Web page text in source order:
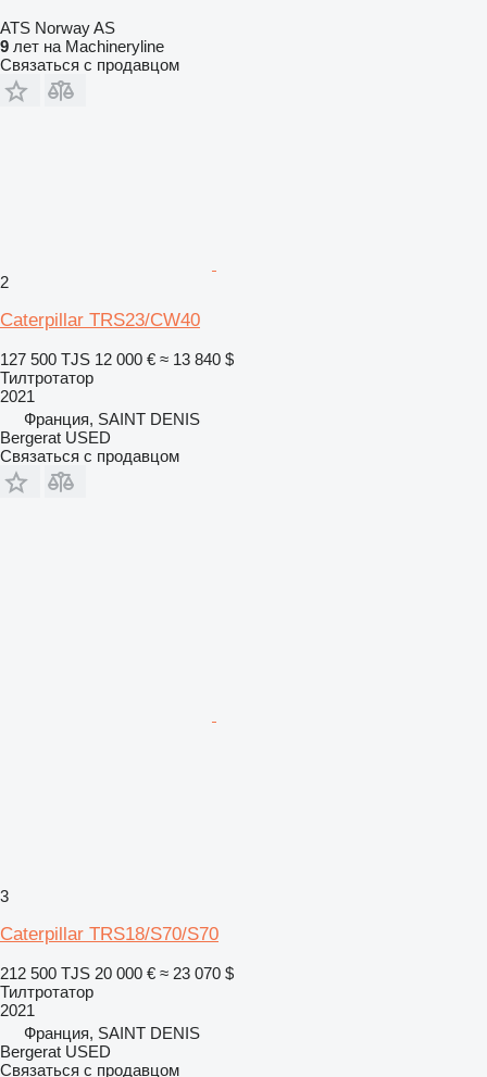
ATS Norway AS
9 лет на Machineryline
Связаться с продавцом
2
Caterpillar TRS23/CW40
127 500 TJS 12 000 € ≈ 13 840 $
Тилтротатор
2021
Франция, SAINT DENIS
Bergerat USED
Связаться с продавцом
3
Caterpillar TRS18/S70/S70
212 500 TJS 20 000 € ≈ 23 070 $
Тилтротатор
2021
Франция, SAINT DENIS
Bergerat USED
Связаться с продавцом